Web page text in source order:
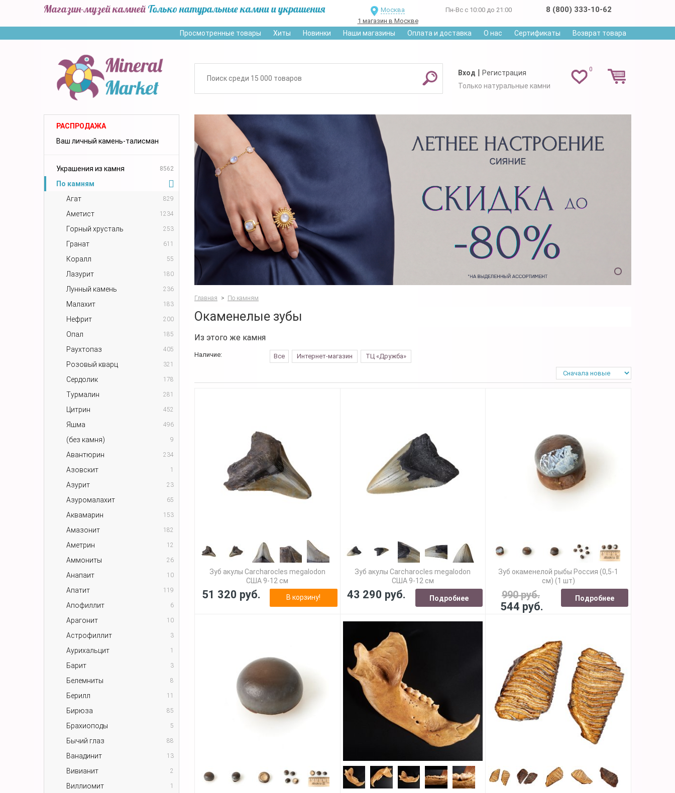
Магазин-музей камней Только натуральные камни и украшения
Москва
1 магазин в Москве
Пн-Вс с 10:00 до 21:00 8 (800) 333-10-62
Просмотренные товары Хиты Новинки Наши магазины Оплата и доставка О нас Сертификаты Возврат товара
0
Вход | Регистрация
Только натуральные камни
РАСПРОДАЖА
Ваш личный камень-талисман
Украшения из камня 8562
По камням
Агат
829
Аметист 1234
Горный хрусталь 253
Гранат 611
Коралл 55
Лазурит 180
Лунный камень 236
Малахит 183
Нефрит 200
Опал 185
Раухтопаз 405
Розовый кварц 321
Сердолик 178
Турмалин 281
Цитрин 452
Яшма 496
(без камня) 9
Авантюрин 234
Азовскит 1
Азурит 23
Азуромалахит 65
Аквамарин 153
Амазонит 182
Аметрин 12
Аммониты 26
Анапаит 10
Апатит 119
Апофиллит 6
Арагонит 10
Астрофиллит 3
Аурихальцит 1
Барит 3
Белемниты 8
Берилл 11
Бирюза 85
Брахиоподы 5
Бычий глаз 88
Ванадинит 13
Вивианит 2
Виллиомит 1
Главная > По камням
Окаменелые зубы
Из этого же камня
Наличие: Все Интернет-магазин ТЦ «Дружба»
Зуб акулы Carcharocles megalodon
США 9-12 см
51 320 руб. В корзину!
Зуб акулы Carcharocles megalodon
США 9-12 см
43 290 руб. Подробнее
Зуб окаменелой рыбы Россия (0,5-1
см) (1 шт)
990 руб.
544 руб.
Подробнее